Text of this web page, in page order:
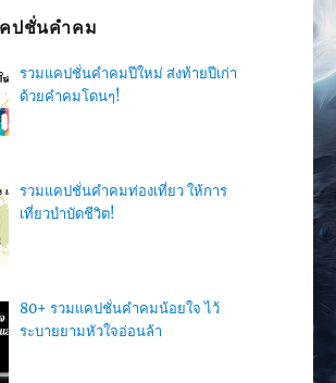
ปชั่นคำคม
รวมแคปชั่นคำคมปีใหม่ ส่งท้ายปีเก่า
ด้วยคำคมโดนๆ!
รวมแคปชั่นคำคมท่องเที่ยว ให้การ
เที่ยวบำบัดชีวิต!
80+ รวมแคปชั่นคำคมน้อยใจ ไว้
ระบายยามหัวใจอ่อนล้า